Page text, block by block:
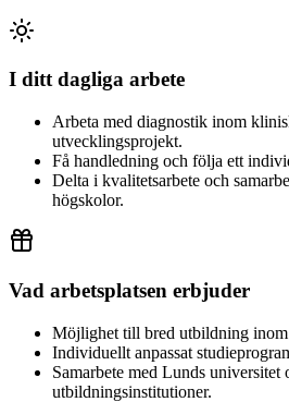
I ditt dagliga arbete
Arbeta med diagnostik inom
utvecklingsprojekt.
Få handledning och följa ett
Delta i kvalitetsarbete och
högskolor.
Vad arbetsplatsen erbjuder
Möjlighet till bred utbildning inom
Individuellt anpassat
Samarbete med Lunds universitet
utbildningsinstitutioner.